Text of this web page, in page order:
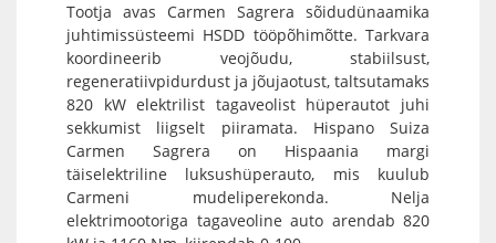
Tootja avas Carmen Sagrera sõidudünaamika
juhtimissüsteemi HSDD tööpõhimõtte. Tarkvara
koordineerib veojõudu, stabiilsust,
regeneratiivpidurdust ja jõujaotust, taltsutamaks
820 kW elektrilist tagaveolist hüperautot juhi
sekkumist liigselt piiramata. Hispano Suiza
Carmen Sagrera on Hispaania margi
täiselektriline luksushüperauto, mis kuulub
Carmeni mudeliperekonda. Nelja
elektrimootoriga tagaveoline auto arendab 820